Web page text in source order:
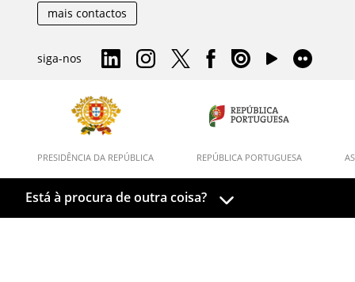
mais contactos
siga-nos
PRESIDÊNCIA DA REPÚBLICA REPÚBLICA PORTUGUESA
Está à procura de outra coisa?